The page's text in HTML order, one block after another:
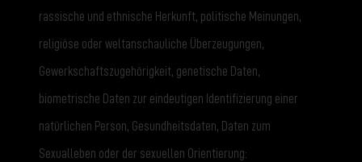
rassische und ethnische Herkunft, politische Meinungen,
religiöse oder weltanschauliche Überzeugungen,
Gewerkschaftszugehörigkeit, genetische Daten,
biometrische Daten zur eindeutigen Identifizierung einer
natürlichen Person, Gesundheitsdaten, Daten zum
Sexualleben oder der sexuellen Orientierung: